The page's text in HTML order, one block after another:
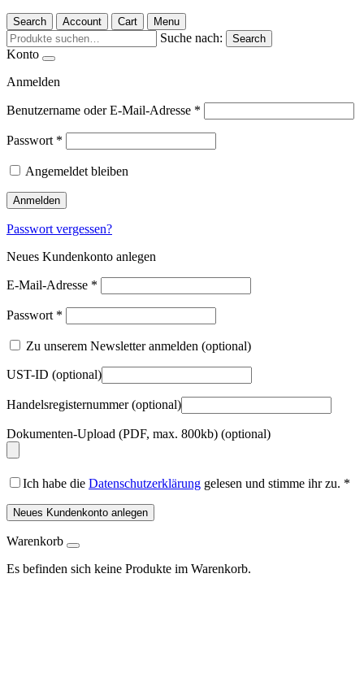
Search Account Cart Menu
Suche nach: Search
Konto
Anmelden
Benutzername oder E-Mail-Adresse *
Passwort *
Angemeldet bleiben
Anmelden
Passwort vergessen?
Neues Kundenkonto anlegen
E-Mail-Adresse *
Passwort *
Zu unserem Newsletter anmelden (optional)
UST-ID (optional)
Handelsregisternummer(optional)
Dokumenten-Upload (PDF, max. 800kb) (optional)
Ich habe die Datenschutzerklärung gelesen und stimme ihr zu. *
Neues Kundenkonto anlegen
Warenkorb
Es befinden sich keine Produkte im Warenkorb.